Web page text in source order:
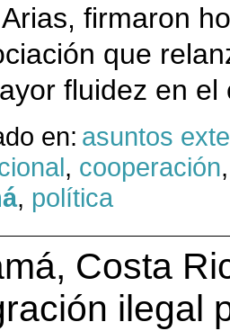
firmaron
que
fluidez en
en: asuntos
, cooperación
, política
Costa
ilegal